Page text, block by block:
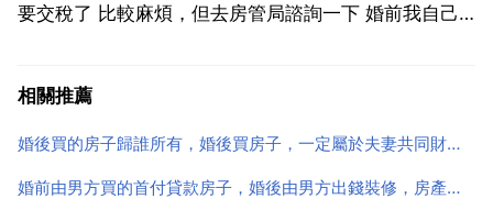
要交稅了 比較麻煩，但去房管局諮詢一下 婚前我自己
是把資料交給開發商了 算共同財產嗎？婚 住房是你一
相關推薦
婚後買的房子歸誰所有，婚後買房子，一定屬於夫妻共同財產嗎
婚前由男方買的首付貸款房子，婚後由男方出錢裝修，房產證是婚後